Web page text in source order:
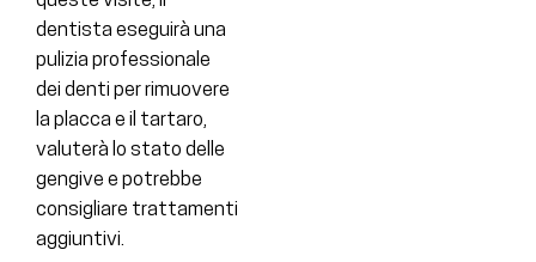
dentista eseguirà una
pulizia professionale
dei denti per rimuovere
la placca e il tartaro,
valuterà lo stato delle
gengive e potrebbe
consigliare trattamenti
aggiuntivi.